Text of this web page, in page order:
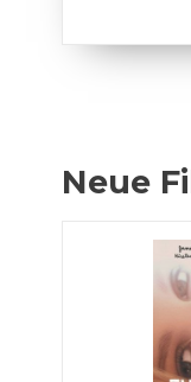
Neue